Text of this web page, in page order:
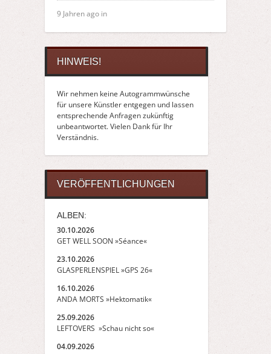
9 Jahren ago in
HINWEIS!
Wir nehmen keine Autogrammwünsche
für unsere Künstler entgegen und lassen
entsprechende Anfragen zukünftig
unbeantwortet. Vielen Dank für Ihr
Verständnis.
VERÖFFENTLICHUNGEN
ALBEN:
30.10.2026
GET WELL SOON »Séance«
23.10.2026
GLASPERLENSPIEL »GPS 26«
16.10.2026
ANDA MORTS »Hektomatik«
25.09.2026
LEFTOVERS »Schau nicht so«
04.09.2026